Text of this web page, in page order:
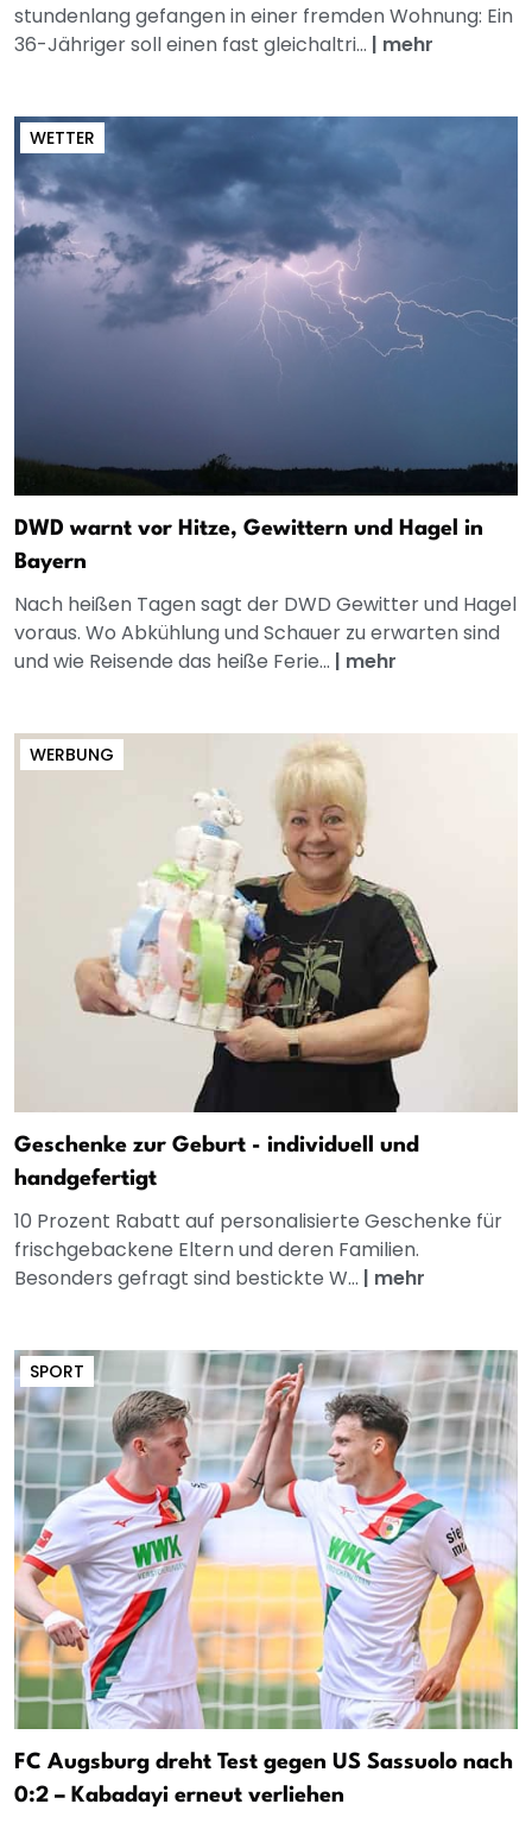
stundenlang gefangen in einer fremden Wohnung: Ein
36-Jähriger soll einen fast gleichaltri... | mehr
WETTER
DWD warnt vor Hitze, Gewittern und Hagel in
Bayern
Nach heißen Tagen sagt der DWD Gewitter und Hagel
voraus. Wo Abkühlung und Schauer zu erwarten sind
und wie Reisende das heiße Ferie... | mehr
WERBUNG
Geschenke zur Geburt - individuell und
handgefertigt
10 Prozent Rabatt auf personalisierte Geschenke für
frischgebackene Eltern und deren Familien.
Besonders gefragt sind bestickte W... | mehr
SPORT
FC Augsburg dreht Test gegen US Sassuolo nach
0:2 – Kabadayi erneut verliehen